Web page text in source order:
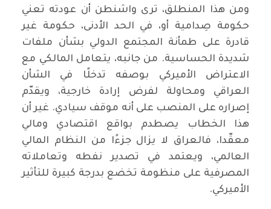
ومن هذا المنطلق، ترى واشنطن أن عودته تعني
حكومة صِدامية أو، في الحد الأدنى، حكومة غير
قادرة على طمأنة المجتمع الدولي بشأن ملفات
شديدة الحساسية. من جانبه، يتعامل المالكي مع
الاعتراض الأميركي بوصفه تدخلًا في الشأن
العراقي ومحاولة لفرض إرادة خارجية، ويقدّم
إصراره على المنصب على أنه موقف سيادي. غير أن
هذا الخطاب يصطدم بواقع اقتصادي ومالي
معقّدا، فالعراق لا يزال جزءًا من النظام المالي
العالمي، ويعتمد في تصدير نفطه وتعاملاته
المصرفية على منظومة تخضع بدرجة كبيرة للتأثير
الأميركي.